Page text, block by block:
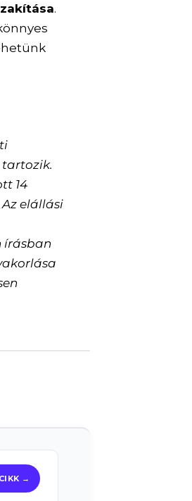
.
tartozik.
14
elállási
írásban